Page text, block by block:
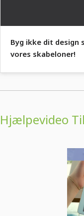
Byg ikke dit design
vores skabeloner!
Hjælpevideo